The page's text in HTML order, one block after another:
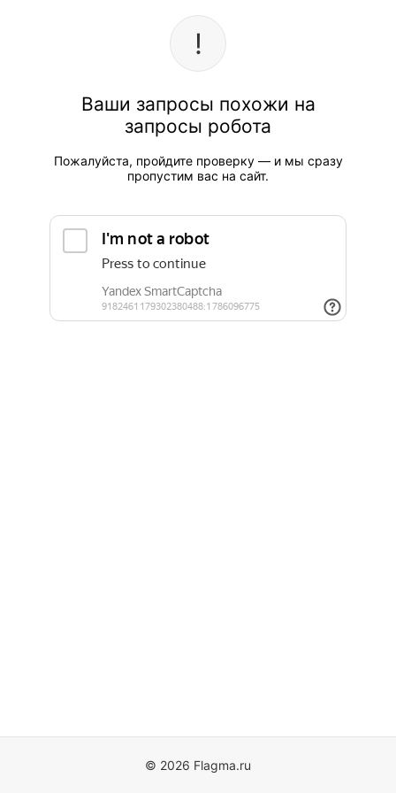
Ваши запросы похожи на
запросы робота
Пожалуйста, пройдите проверку — и мы сразу
пропустим вас на сайт.
© 2026 Flagma.ru